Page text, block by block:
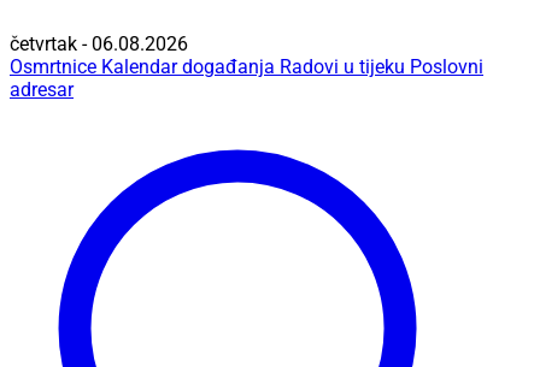
četvrtak - 06.08.2026
Osmrtnice Kalendar događanja Radovi u tijeku Poslovni
adresar